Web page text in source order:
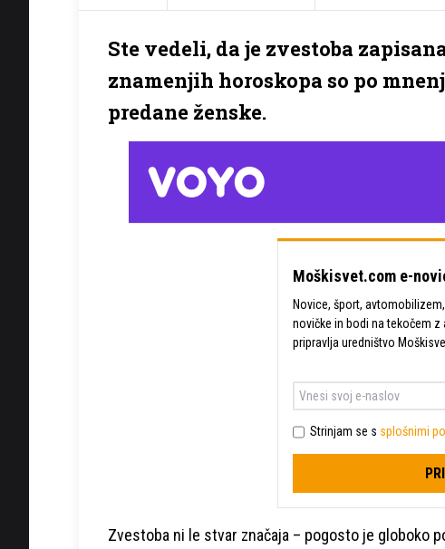
Ste vedeli, da je zvestoba
znamenjih horoskopa so po
predane ženske.
Moškisvet.com e-
Novice, šport,
novičke in bodi na tekočem
pripravlja uredništvo
Strinjam se s splošnimi
Zvestoba ni le stvar značaja – pogosto je globoko